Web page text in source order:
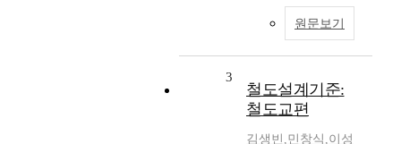
원문보기
3
철도설계기준:
철도교편
김생빈 ,민창식 ,이성